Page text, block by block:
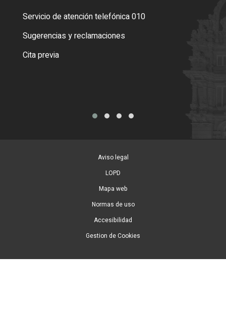
Servicio de atención telefónica 010
Sugerencias y reclamaciones
Cita previa
Aviso legal
LOPD
Mapa web
Normas de uso
Accesibilidad
Gestion de Cookies